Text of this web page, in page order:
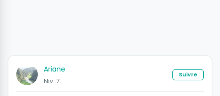
Ariane
Niv. 7
Suivre